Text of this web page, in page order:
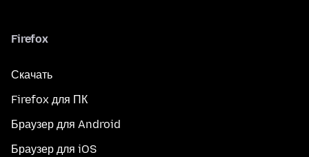
Firefox
Скачать
Firefox для ПК
Браузер для Android
Браузер для iOS